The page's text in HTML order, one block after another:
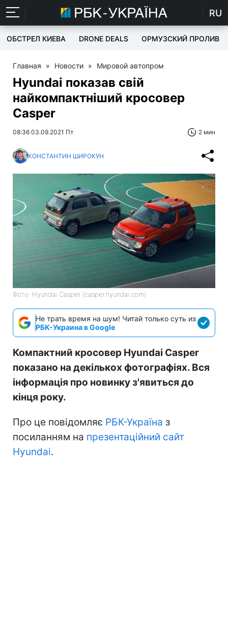
RU
ОБСТРЕЛ КИЕВА DRONE DEALS ОРМУЗСКИЙ ПРОЛИВ
Главная » Новости » Мировой автопром
Hyundai показав свій
найкомпактніший кросовер
Casper
08:36 03.09.2021 Пт 2 мин
КОНСТАНТИН ШИРОКУН
Фото: Hyundai Casper (casper.hyundai.com)
Не трать время на шум! Читай только суть из
РБК-Украина в Google
Компактний кросовер Hyundai Casper
показано на декількох фотографіях. Вся
інформація про новинку з'явиться до
кінця року.
Про це повідомляє РБК-Україна з
посиланням на презентаційний сайт
Hyundai.